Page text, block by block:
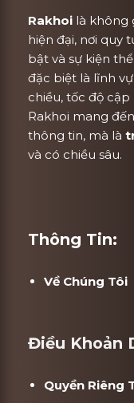
Rakhoi là không
hiện đại, nơi quy
bật và sự kiện
đặc biệt là lĩnh
chiều, tốc độ
Rakhoi mang
thông tin, mà là
và có chiều sâu.
Thông Tin:
Về Chúng Tôi
Điều Khoản
Quyền Riêng